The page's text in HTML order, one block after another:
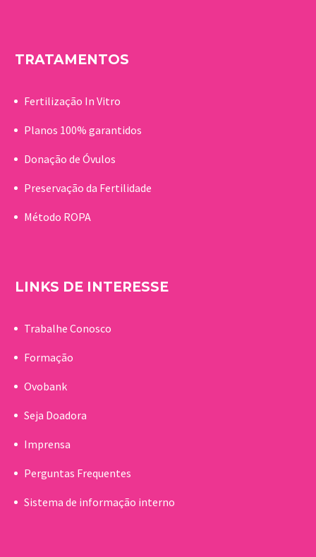
TRATAMENTOS
Fertilização In Vitro
Planos 100% garantidos
Donação de Óvulos
Preservação da Fertilidade
Método ROPA
LINKS DE INTERESSE
Trabalhe Conosco
Formação
Ovobank
Seja Doadora
Imprensa
Perguntas Frequentes
Sistema de informação interno